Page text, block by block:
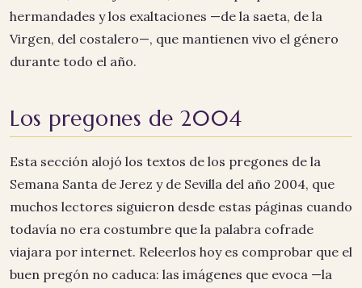
hermandades y los exaltaciones —de la saeta, de la
Virgen, del costalero—, que mantienen vivo el género
durante todo el año.
Los pregones de 2004
Esta sección alojó los textos de los pregones de la
Semana Santa de Jerez y de Sevilla del año 2004, que
muchos lectores siguieron desde estas páginas cuando
todavía no era costumbre que la palabra cofrade
viajara por internet. Releerlos hoy es comprobar que el
buen pregón no caduca: las imágenes que evoca —la